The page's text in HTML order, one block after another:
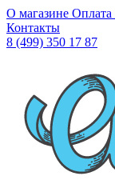
О магазине Оплата
Контакты
8 (499) 350 17 87